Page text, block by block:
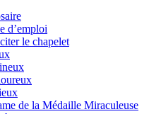
d’emploi
le chapelet
de la Médaille Miraculeuse